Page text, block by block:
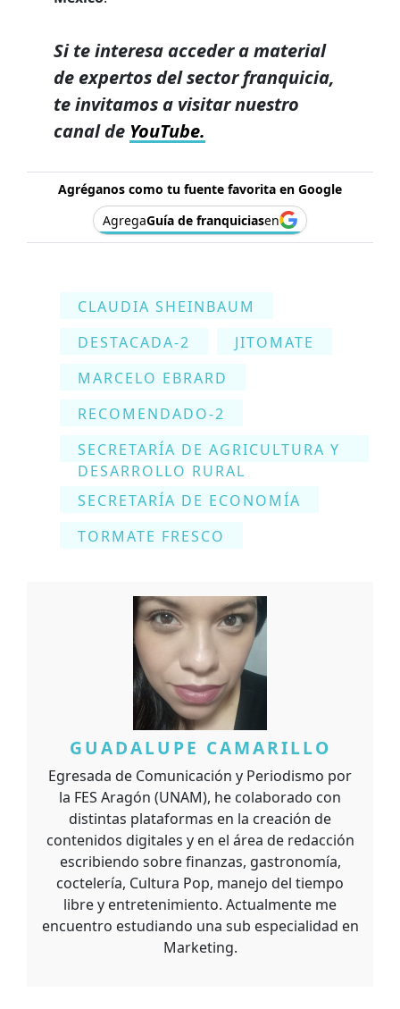
Si te interesa acceder a material
de expertos del sector franquicia,
te invitamos a visitar nuestro
canal de YouTube.
Agréganos como tu fuente favorita en Google
AgregaGuía de franquiciasen
CLAUDIA SHEINBAUM
DESTACADA-2
JITOMATE
MARCELO EBRARD
RECOMENDADO-2
SECRETARÍA DE AGRICULTURA Y
DESARROLLO RURAL
SECRETARÍA DE ECONOMÍA
TORMATE FRESCO
GUADALUPE CAMARILLO
Egresada de Comunicación y Periodismo por
la FES Aragón (UNAM), he colaborado con
distintas plataformas en la creación de
contenidos digitales y en el área de redacción
escribiendo sobre finanzas, gastronomía,
coctelería, Cultura Pop, manejo del tiempo
libre y entretenimiento. Actualmente me
encuentro estudiando una sub especialidad en
Marketing.